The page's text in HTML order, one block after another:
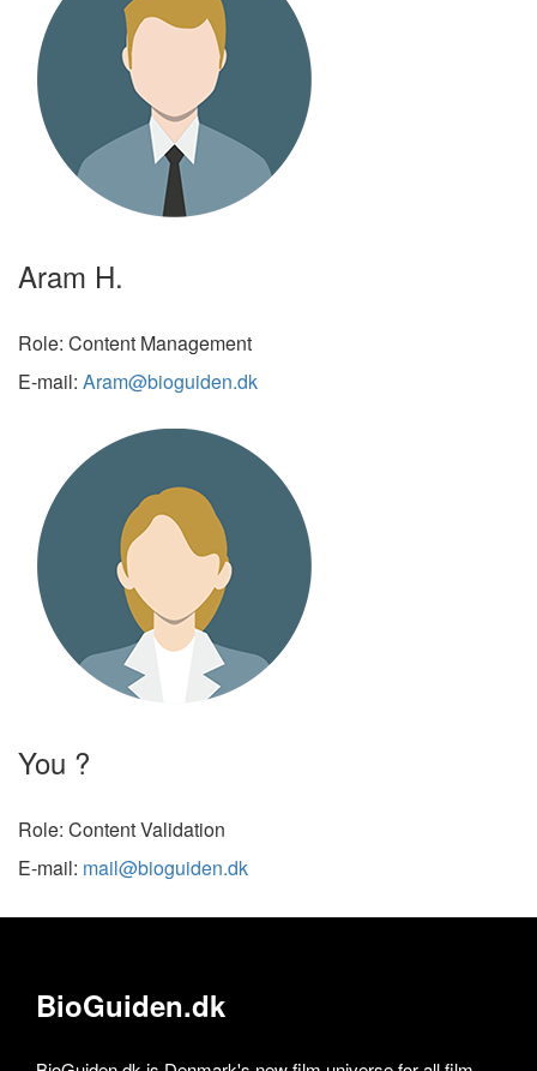
Aram H.
Role: Content Management
E-mail: Aram@bioguiden.dk
You ?
Role: Content Validation
E-mail: mail@bioguiden.dk
BioGuiden.dk